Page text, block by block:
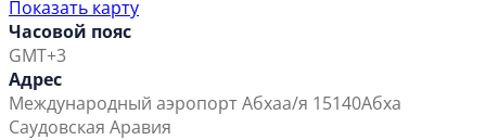
Показать карту
Часовой пояс
GMT+3
Адрес
Международный аэропорт Абхаа/я 15140Абха
Саудовская Аравия